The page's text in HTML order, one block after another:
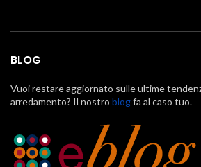
BLOG
Vuoi restare aggiornato sulle ultime
arredamento? Il nostro blogfa al caso tuo.